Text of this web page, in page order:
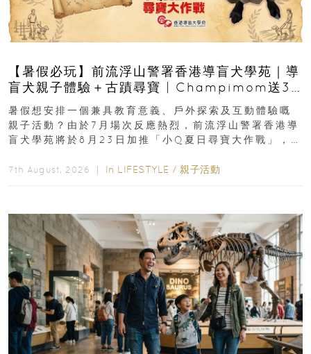
【暑假必玩】前流浮山警署香港導盲犬學苑｜導
盲犬親子體驗＋古蹟尋寶 | Champimom送3
組免費名額
暑假想安排一個兼具教育意義、戶外探索及互動體驗嘅
親子活動？由於7月場次反應熱烈，前流浮山警署香港導
盲犬學苑將於8月23日加推「小Q夏日尋寶大作戰」，家
7th August, 2026 ｜ In LIFESTYLE / 親子活動